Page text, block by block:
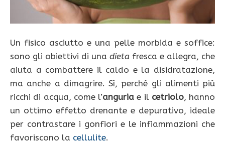
Un fisico asciutto e una pelle morbida e soffice:
sono gli obiettivi di una dieta fresca e allegra, che
aiuta a combattere il caldo e la disidratazione,
ma anche a dimagrire. Sì, perché gli alimenti più
ricchi di acqua, come l’anguria e il cetriolo, hanno
un ottimo effetto drenante e depurativo, ideale
per contrastare i gonfiori e le infiammazioni che
favoriscono la cellulite.